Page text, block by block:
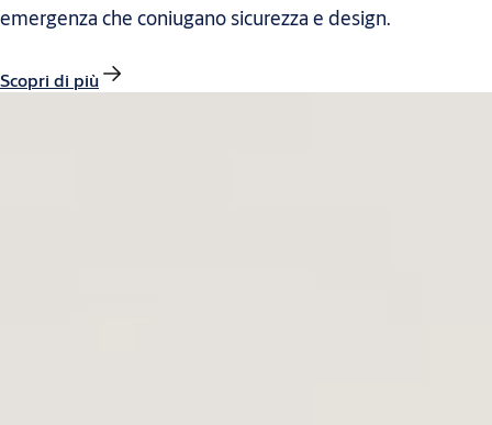
emergenza che coniugano sicurezza e design.
Scopri di più